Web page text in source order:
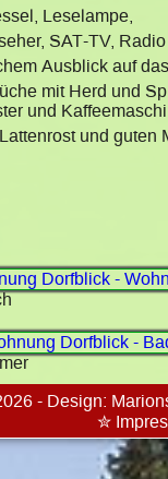
Leselampe,
SAT-TV,
Ausblick auf
mit Herd und
und
und guten
- Design:
✮